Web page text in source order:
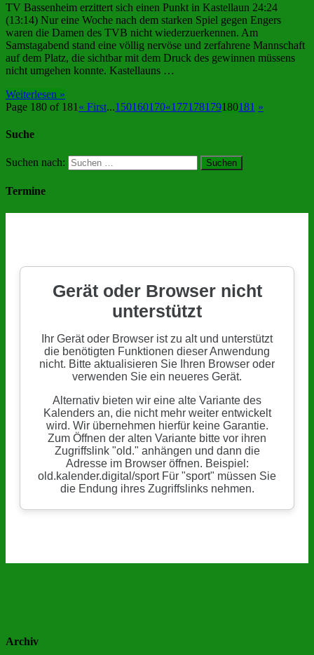
TV Bassenheim erzittert sich einen Punkt in Kastellaun 24:24
(13:14) Nur eine Woche nach dem starken Spiel gegen Engers
waren die Damen des TVB nicht wiederzuerkennen. Am
Samstagabend stand eine völlig nervöse und zerfahrene Mannschaft
auf dem Platz, die sichtbar mit dem Druck des gewinnen müssens
nicht umgehen konnte. Kastellauns …
Weiterlesen »
Page 180 of 181 « First...150160170«177178179180181 »
Suche
Suchen nach:
Termine
Archiv